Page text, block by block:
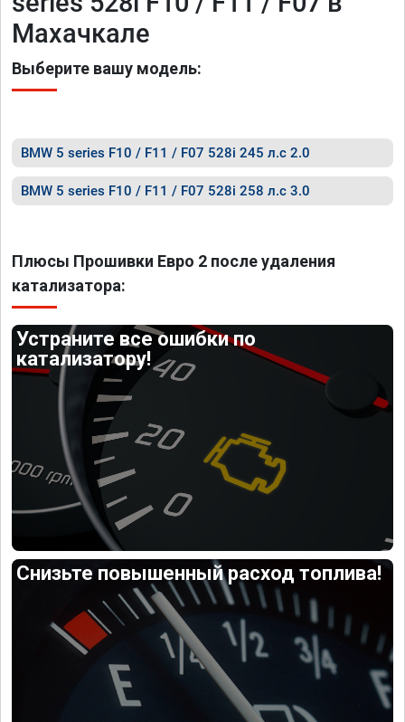
Махачкале
Выберите вашу модель:
BMW 5 series F10 / F11 / F07 528i 245 л.с 2.0
BMW 5 series F10 / F11 / F07 528i 258 л.с 3.0
Плюсы Прошивки Евро 2 после удаления
катализатора:
Устраните все ошибки по
катализатору!
Снизьте повышенный расход топлива!